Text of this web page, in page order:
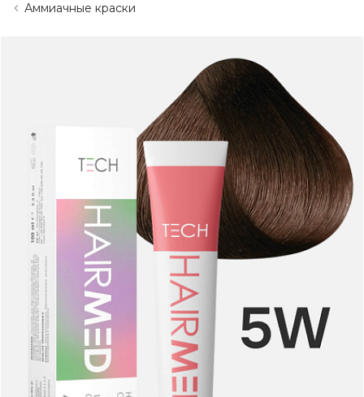
Аммиачные краски